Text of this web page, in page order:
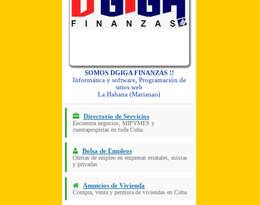
SOMOS DGIGA FINANZAS !!
Informática y software, Programación de
sitios web
La Habana (Marianao)
Directorio de Servicios
Encuentra negocios, MIPYMES y
cuentapropistas en toda Cuba
Bolsa de Empleos
Ofertas de empleo en empresas estatales, mixtas
y privadas
Anuncios de Vivienda
Compra, venta y permuta de viviendas en Cuba